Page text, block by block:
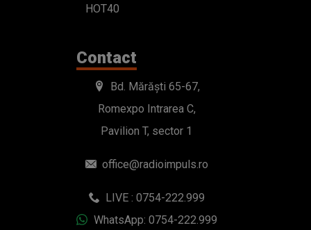
HOT40
Contact
Bd. Mărăști 65-67,
Romexpo Intrarea C,
Pavilion T, sector 1
office@radioimpuls.ro
LIVE : 0754-222.999
WhatsApp: 0754-222.999